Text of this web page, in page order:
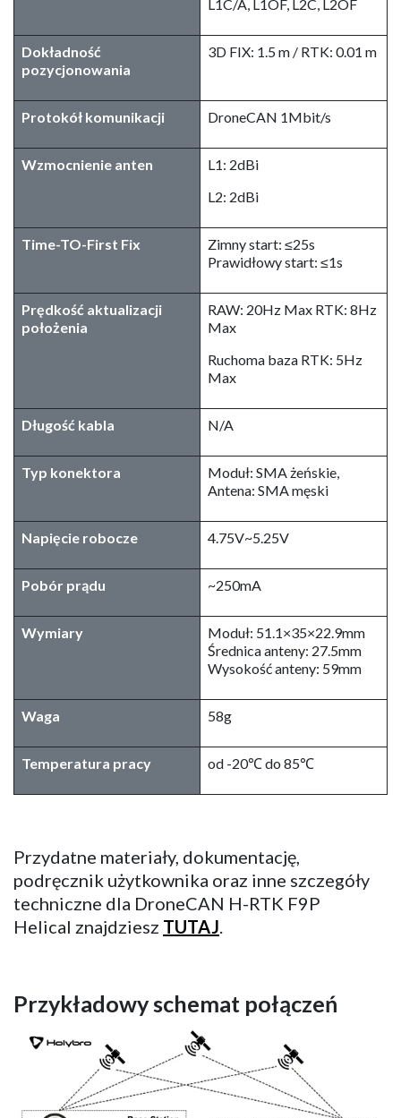
L1C/A, L1OF, L2C, L2OF
Dokładność
pozycjonowania
3D FIX: 1.5 m / RTK: 0.01 m
Protokół komunikacji DroneCAN 1Mbit/s
Wzmocnienie anten
L1: 2dBi
L2: 2dBi
Time-TO-First Fix
Zimny start: ≤25s
Prawidłowy start: ≤1s
Prędkość aktualizacji
położenia
RAW: 20Hz Max RTK: 8Hz
Max
Ruchoma baza RTK: 5Hz
Max
Długość kabla N/A
Typ konektora
Moduł: SMA żeńskie,
Antena: SMA męski
Napięcie robocze 4.75V~5.25V
Pobór prądu ~250mA
Wymiary
Moduł: 51.1×35×22.9mm
Średnica anteny: 27.5mm
Wysokość anteny: 59mm
Waga 58g
Temperatura pracy od -20℃ do 85℃
Przydatne materiały, dokumentację,
podręcznik użytkownika oraz inne szczegóły
techniczne dla DroneCAN H-RTK F9P
Helical znajdziesz TUTAJ.
Przykładowy schemat połączeń​